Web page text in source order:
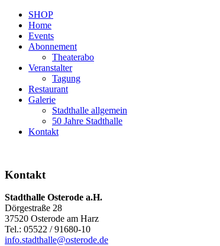
SHOP
Home
Events
Abonnement
Theaterabo
Veranstalter
Tagung
Restaurant
Galerie
Stadthalle allgemein
50 Jahre Stadthalle
Kontakt
Kontakt
Stadthalle Osterode a.H.
Dörgestraße 28
37520 Osterode am Harz
Tel.: 05522 / 91680-10
info.stadthalle@osterode.de